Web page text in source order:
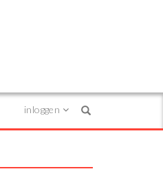
inloggen